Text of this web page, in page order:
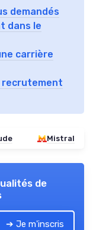
demandés
dans le
carrière
recrutement
Mistral
de
➔ Je m'inscris